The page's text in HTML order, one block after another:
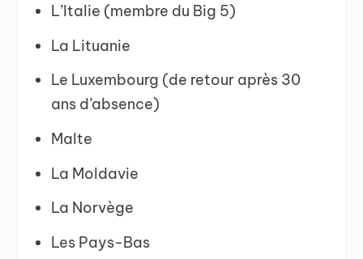
L’Italie (membre du Big 5)
La Lituanie
Le Luxembourg (de retour après 30
ans d’absence)
Malte
La Moldavie
La Norvège
Les Pays-Bas